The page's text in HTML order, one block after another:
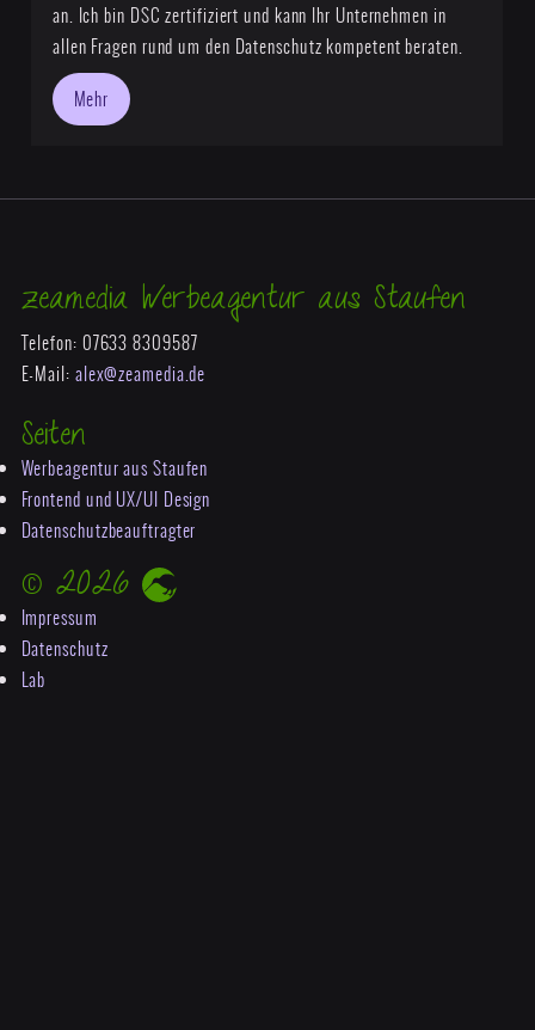
an. Ich bin DSC zertifiziert und kann Ihr Unternehmen in
allen Fragen rund um den Datenschutz kompetent beraten.
Mehr
zeamedia Werbeagentur aus Staufen
Telefon: 07633 8309587
E-Mail: alex@zeamedia.de
Seiten
Werbeagentur aus Staufen
Frontend und UX/UI Design
Datenschutzbeauftragter
© 2026
Impressum
Datenschutz
Lab